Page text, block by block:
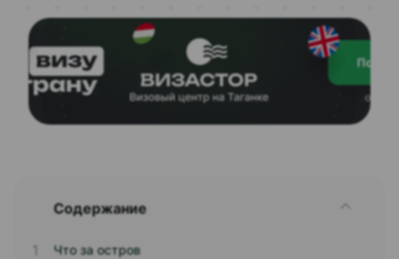
Содержание
Что за остров